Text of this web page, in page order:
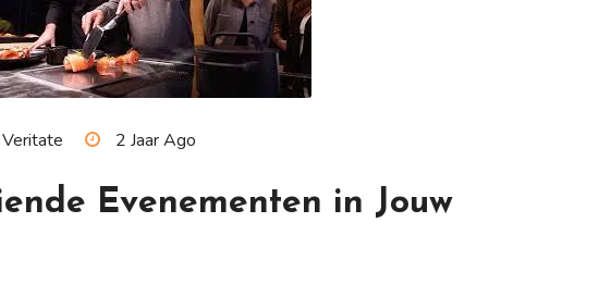
Veritate 2 Jaar Ago
Evenementen in Jouw